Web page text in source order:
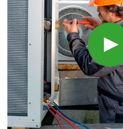
нуждаются фильтры,
отвода конденсата. Но
необходимо и наружный
Как проводить